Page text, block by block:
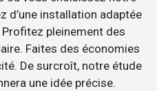
d’une installation adaptée
pleinement des
Faites des économies
De surcroît, notre étude
une idée précise.